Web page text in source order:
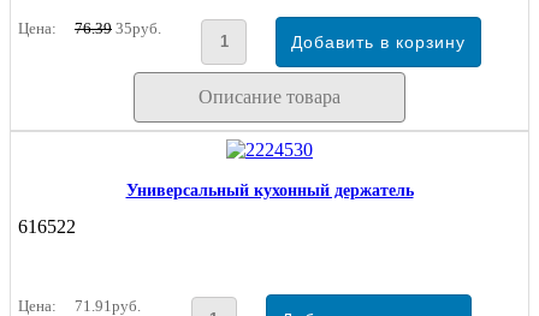
Цена: 76.39 35руб.
Описание товара
Универсальный кухонный держатель
616522
Цена: 71.91руб.